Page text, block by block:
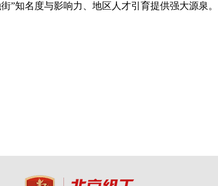
”知名度与影响力、地区人才引育提供强大源泉。